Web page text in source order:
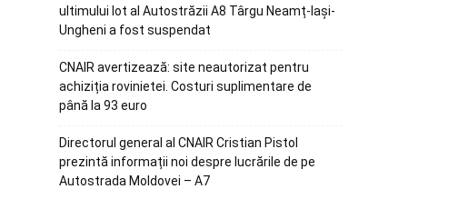
ultimului lot al Autostrăzii A8 Târgu Neamț-Iași-
Ungheni a fost suspendat
CNAIR avertizează: site neautorizat pentru
achiziția rovinietei. Costuri suplimentare de
până la 93 euro
Directorul general al CNAIR Cristian Pistol
prezintă informații noi despre lucrările de pe
Autostrada Moldovei – A7